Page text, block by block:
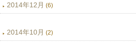
2014年12月 (6)
2014年10月 (2)